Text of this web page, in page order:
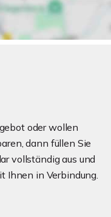
oder wollen
dann füllen Sie
vollständig aus und
Ihnen in Verbindung.